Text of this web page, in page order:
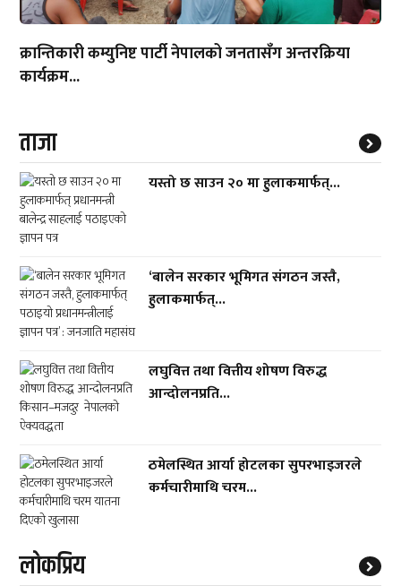
क्रान्तिकारी कम्युनिष्ट पार्टी नेपालको जनतासँग अन्तरक्रिया
कार्यक्रम...
ताजा
यस्तो छ साउन २० मा हुलाकमार्फत्...
‘बालेन सरकार भूमिगत संगठन जस्तै,
हुलाकमार्फत्...
लघुवित्त तथा वित्तीय शोषण विरुद्ध
आन्दोलनप्रति...
ठमेलस्थित आर्या होटलका सुपरभाइजरले
कर्मचारीमाथि चरम...
लाेकप्रिय